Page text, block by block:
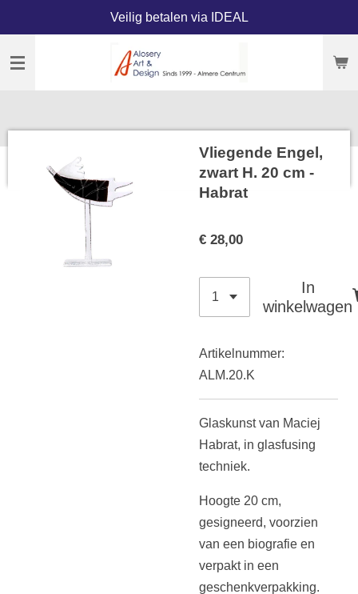
naar
Veilig betalen via IDEAL
Vliegende Engel,
zwart H. 20 cm -
Habrat
€ 28,00
In
winkelwagen
Artikelnummer:
ALM.20.K
Glaskunst van Maciej
Habrat, in glasfusing
techniek.
Hoogte 20 cm,
gesigneerd, voorzien
van een biografie en
verpakt in een
geschenkverpakking.